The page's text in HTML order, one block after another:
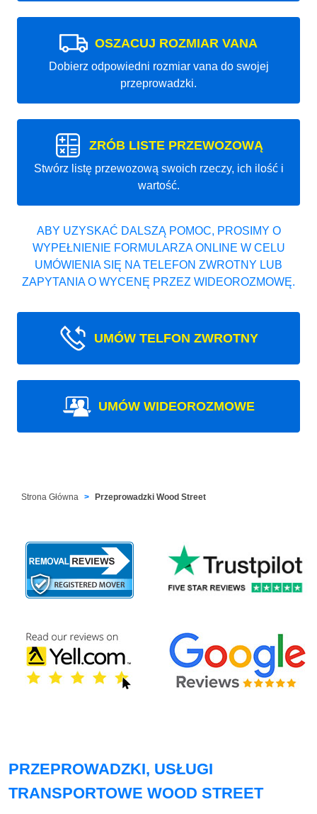
OSZACUJ ROZMIAR VANA
Dobierz odpowiedni rozmiar vana do swojej
przeprowadzki.
ZRÓB LISTE PRZEWOZOWĄ
Stwórz listę przewozową swoich rzeczy, ich ilość i
wartość.
ABY UZYSKAĆ DALSZĄ POMOC, PROSIMY O
WYPEŁNIENIE FORMULARZA ONLINE W CELU
UMÓWIENIA SIĘ NA TELEFON ZWROTNY LUB
ZAPYTANIA O WYCENĘ PRZEZ WIDEOROZMOWĘ.
UMÓW TELFON ZWROTNY
UMÓW WIDEOROZMOWE
Strona Główna Przeprowadzki Wood Street
PRZEPROWADZKI, USŁUGI
TRANSPORTOWE WOOD STREET